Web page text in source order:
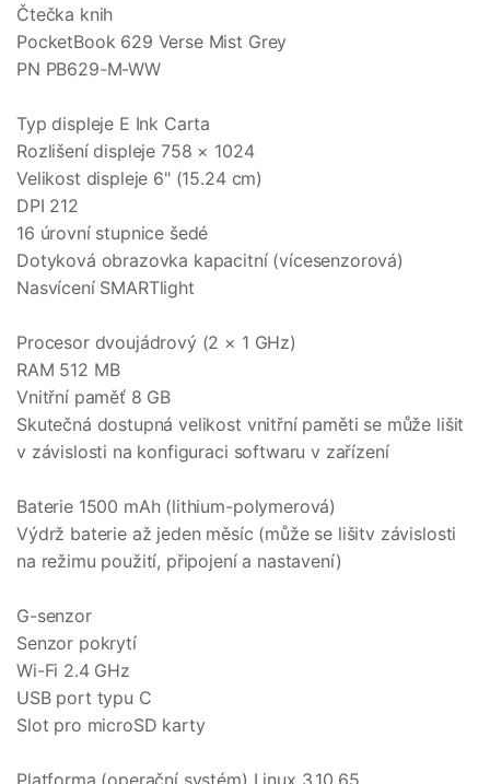
Čtečka knih
PocketBook 629 Verse Mist Grey
PN PB629-M-WW
Typ displeje E Ink Carta
Rozlišení displeje 758 × 1024
Velikost displeje 6" (15.24 cm)
DPI 212
16 úrovní stupnice šedé
Dotyková obrazovka kapacitní (vícesenzorová)
Nasvícení SMARTlight
Procesor dvoujádrový (2 × 1 GHz)
RAM 512 MB
Vnitřní paměť 8 GB
Skutečná dostupná velikost vnitřní paměti se může lišit
v závislosti na konfiguraci softwaru v zařízení
Baterie 1500 mAh (lithium-polymerová)
Výdrž baterie až jeden měsíc (může se lišitv závislosti
na režimu použití, připojení a nastavení)
G-senzor
Senzor pokrytí
Wi-Fi 2.4 GHz
USB port typu C
Slot pro microSD karty